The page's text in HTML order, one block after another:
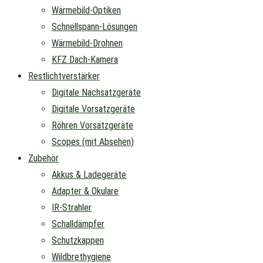
Wärmebild-Optiken
Schnellspann-Lösungen
Wärmebild-Drohnen
KFZ Dach-Kamera
Restlichtverstärker
Digitale Nachsatzgeräte
Digitale Vorsatzgeräte
Röhren Vorsatzgeräte
Scopes (mit Absehen)
Zubehör
Akkus & Ladegeräte
Adapter & Okulare
IR-Strahler
Schalldämpfer
Schutzkappen
Wildbrethygiene